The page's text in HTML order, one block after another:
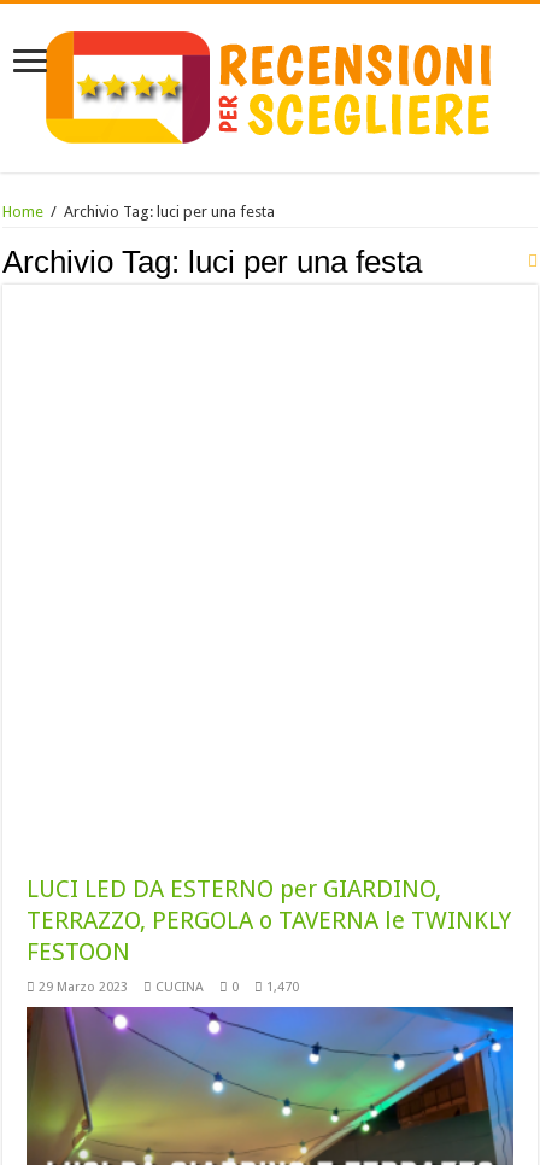
Home / Archivio Tag: luci per una festa
Archivio Tag: luci per una festa
LUCI LED DA ESTERNO per GIARDINO,
TERRAZZO, PERGOLA o TAVERNA le TWINKLY
FESTOON
29 Marzo 2023 CUCINA 0 1,470